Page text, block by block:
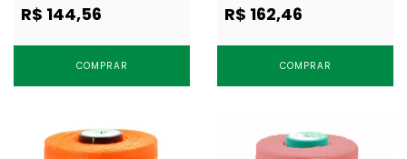
R$ 144,56
COMPRAR
R$ 162,46
COMPRAR